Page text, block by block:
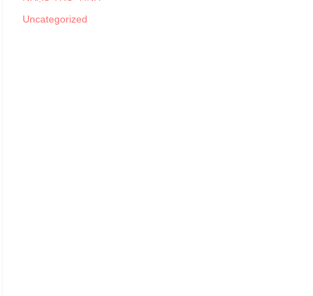
Uncategorized